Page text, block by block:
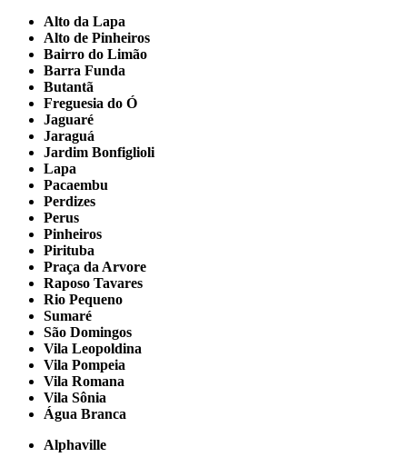
Alto da Lapa
Alto de Pinheiros
Bairro do Limão
Barra Funda
Butantã
Freguesia do Ó
Jaguaré
Jaraguá
Jardim Bonfiglioli
Lapa
Pacaembu
Perdizes
Perus
Pinheiros
Pirituba
Praça da Arvore
Raposo Tavares
Rio Pequeno
Sumaré
São Domingos
Vila Leopoldina
Vila Pompeia
Vila Romana
Vila Sônia
Água Branca
Alphaville